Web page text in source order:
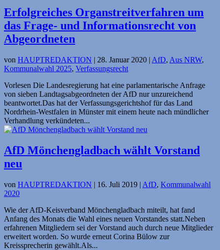
Erfolgreiches Organstreitverfahren um
das Frage- und Informationsrecht von
Abgeordneten
von HAUPTREDAKTION | 28. Januar 2020 | AfD, Aus NRW,
Kommunalwahl 2025, Verfassungsrecht
Vorlesen Die Landesregierung hat eine parlamentarische Anfrage
von sieben Landtagsabgeordneten der AfD nur unzureichend
beantwortet.Das hat der Verfassungsgerichtshof für das Land
Nordrhein-Westfalen in Münster mit einem heute nach mündlicher
Verhandlung verkündeten...
AfD Mönchengladbach wählt Vorstand
neu
von HAUPTREDAKTION | 16. Juli 2019 | AfD, Kommunalwahl
2020
Wie der AfD-Keisverband Mönchengladbach miteilt, hat fand
Anfang des Monats die Wahl eines neuen Vorstandes statt.Neben
erfahrenen Mitgliedern sei der Vorstand auch durch neue Mitglieder
erweitert worden. So wurde erneut Corina Bülow zur
Kreissprecherin gewählt.Als...